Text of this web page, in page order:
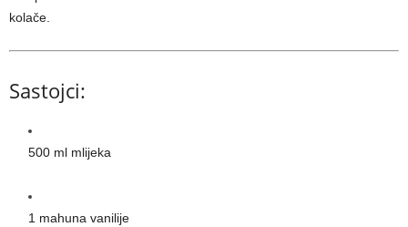
kolače.
Sastojci:
500 ml mlijeka
1 mahuna vanilije